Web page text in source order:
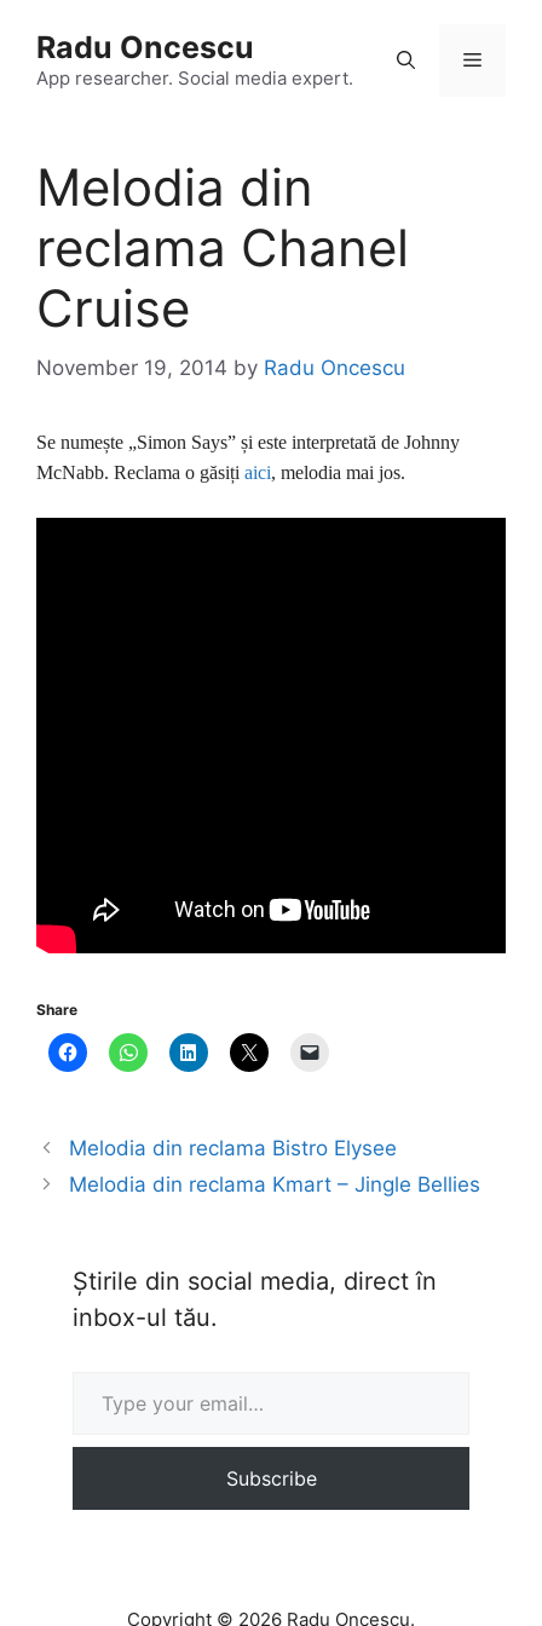
content
Radu Oncescu
App researcher. Social media expert.
Menu
Melodia din
reclama Chanel
Cruise
November 19, 2014 by Radu Oncescu
Se numește „Simon Says” și este interpretată de Johnny
McNabb. Reclama o găsiți aici, melodia mai jos.
Share
Melodia din reclama Bistro Elysee
Melodia din reclama Kmart – Jingle Bellies
Știrile din social media, direct în
inbox-ul tău.
Subscribe
Copyright © 2026 Radu Oncescu.